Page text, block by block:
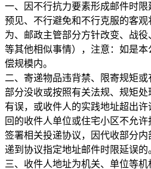
一、因不行抗力要素形成邮件时
预见、不行避免和不行克服的客
为、邮政主管部分方针改变、战
等其他相似事情），注意：如是
偿规模内。
二、寄递物品违背禁、限寄规矩
部分没收或按照有关法规、规矩处
有误，或收件人的实践地址超出
回的收件人单位或住宅小区不允
签署相关投递协议，因代收部分
递到协议指定地址邮件时限延误的
三、收件人地址为机关、单位等